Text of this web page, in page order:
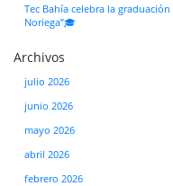
Tec Bahía celebra la
Noriega”🎓
Archivos
julio 2026
junio 2026
mayo 2026
abril 2026
febrero 2026